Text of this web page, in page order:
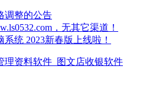
调整的公告
，无其它渠道！
统 2023新春版上线啦！